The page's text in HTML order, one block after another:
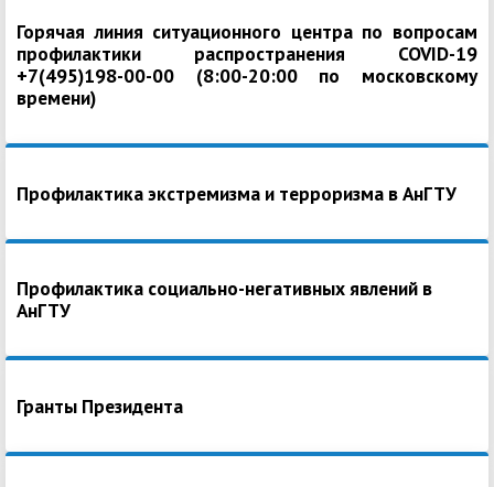
Горячая линия ситуационного центра по вопросам
профилактики распространения COVID-19
+7(495)198-00-00 (8:00-20:00 по московскому
времени)
Профилактика экстремизма и терроризма в АнГТУ
Профилактика социально-негативных явлений в
АнГТУ
Гранты Президента